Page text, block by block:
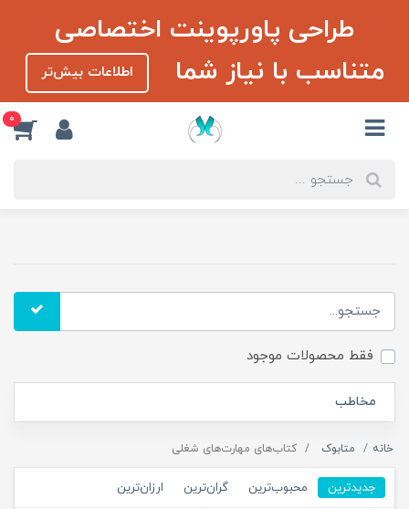
طراحی پاورپوینت اختصاصی
متناسب با نیاز شما
اطلاعات بیش‌تر
0
فقط محصولات موجود
مخاطب
خانه متابوک کتاب‌های مهارت‌های شغلی
جدیدترین محبوب‌ترین گران‌ترین ارزان‌ترین